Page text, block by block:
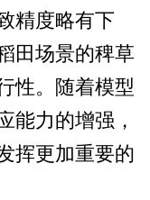
精度略有下
田场景的稗草
性。随着模型
能力的增强，
挥更加重要的